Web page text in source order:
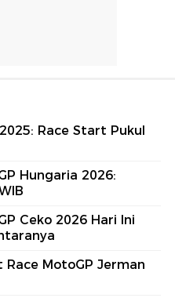
Race Start Pukul
Hungaria 2026:
Ceko 2026 Hari Ini
Race MotoGP Jerman